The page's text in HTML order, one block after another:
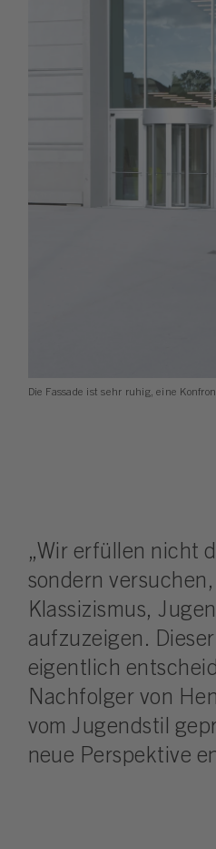
Die Fassade ist sehr ruhig, eine
„Wir erfüllen nicht
sondern
Klassizismus,
aufzuzeigen.
eigentlich
Nachfolger von
vom Jugendstil
neue Perspektive